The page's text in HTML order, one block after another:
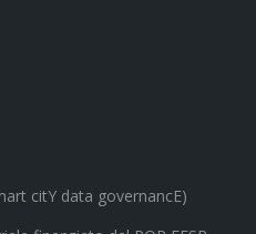
citY data governancE)